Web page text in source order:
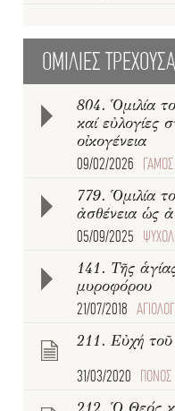
ΟΜΙΛΙΕΣ
804. Ὁμιλία
καί εὐλογίες
οἰκογένεια
09/02/2026 ΓΑΜΟΣ
779. Ὁμιλία
ἀσθένεια ὡς
05/09/2025
141. Τῆς
μυροφόρου
21/07/2018
211. Εὐχή τοῦ
31/03/2020 ΠΟΝΟΣ